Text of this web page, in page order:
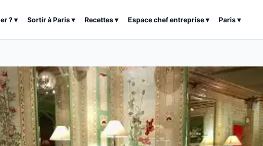
?▾ Sortir àParis▾ Recettes▾ Espace chef entreprise▾ Paris▾